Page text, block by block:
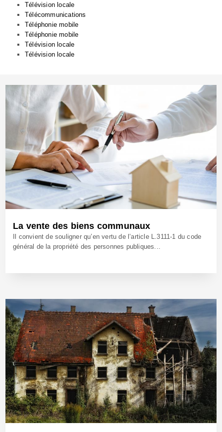
Télévision locale
Télécommunications
Téléphonie mobile
Téléphonie mobile
Télévision locale
Télévision locale
La vente des biens communaux
Il convient de souligner qu’en vertu de l’article L.3111-1 du code
général de la propriété des personnes publiques...
15 Juin 2021 - Réf: CW40789